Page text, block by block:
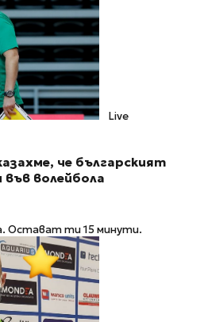
Live
че българският
във волейбола
Остават ти 15 минути.